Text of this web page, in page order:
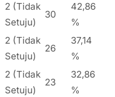
2 (Tidak
Setuju)
30
42,86
%
2 (Tidak
Setuju)
26
37,14
%
2 (Tidak
Setuju)
23
32,86
%